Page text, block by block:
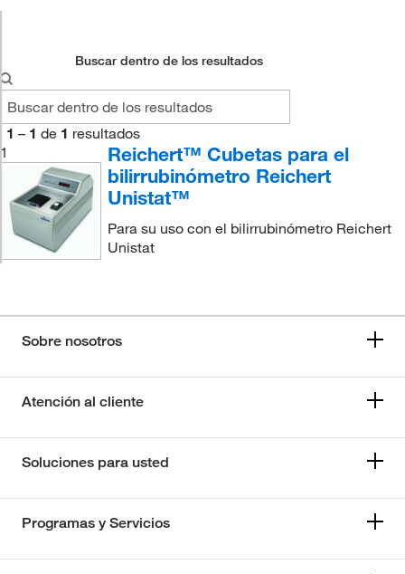
Buscar dentro de los resultados
1 – 1 de 1 resultados
1
Reichert™ Cubetas para el
bilirrubinómetro Reichert
Unistat™
Para su uso con el bilirrubinómetro Reichert
Unistat
Sobre nosotros
Atención al cliente
Soluciones para usted
Programas y Servicios